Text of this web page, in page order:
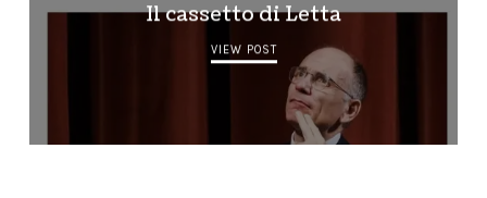
Il cassetto di Letta
VIEW POST